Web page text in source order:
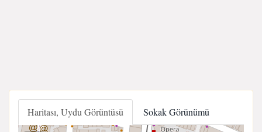
Haritası, Uydu Görüntüsü Sokak Görünümü